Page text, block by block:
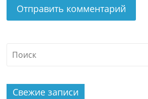
Свежие записи